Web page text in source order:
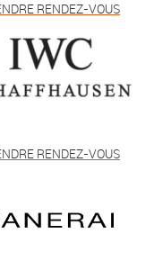
RENDEZ-VOUS
RENDEZ-VOUS